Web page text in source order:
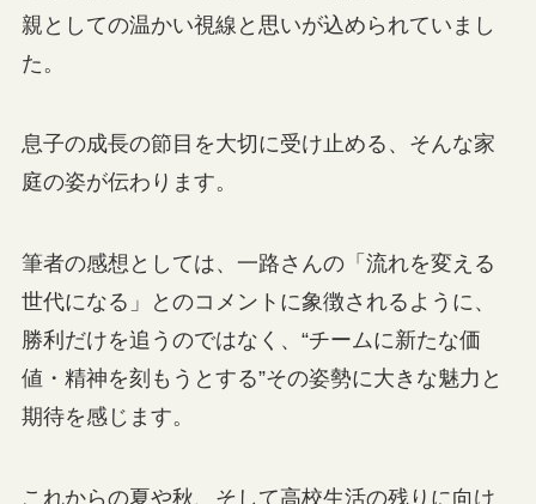
親としての温かい視線と思いが込められていまし
た。
息子の成長の節目を大切に受け止める、そんな家
庭の姿が伝わります。
筆者の感想としては、一路さんの「流れを変える
世代になる」とのコメントに象徴されるように、
勝利だけを追うのではなく、“チームに新たな価
値・精神を刻もうとする”その姿勢に大きな魅力と
期待を感じます。
これからの夏や秋、そして高校生活の残りに向け